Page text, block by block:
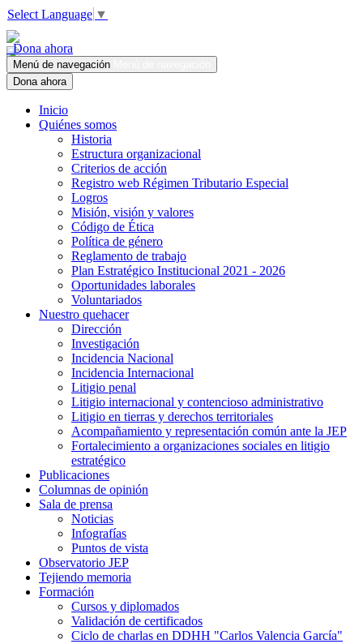
Select Language ▼
Dona ahora
Menú de navegación
Dona ahora
Inicio
Quiénes somos
Historia
Estructura organizacional
Criterios de acción
Registro web Régimen Tributario Especial
Logros
Misión, visión y valores
Código de Ética
Política de género
Reglamento de trabajo
Plan Estratégico Institucional 2021 - 2026
Oportunidades laborales
Voluntariados
Nuestro quehacer
Dirección
Investigación
Incidencia Nacional
Incidencia Internacional
Litigio penal
Litigio internacional y contencioso administrativo
Litigio en tierras y derechos territoriales
Acompañamiento y representación común ante la JEP
Fortalecimiento a organizaciones sociales en litigio
estratégico
Publicaciones
Columnas de opinión
Sala de prensa
Noticias
Infografías
Puntos de vista
Observatorio JEP
Tejiendo memoria
Formación
Cursos y diplomados
Validación de certificados
Ciclo de charlas en DDHH "Carlos Valencia García"